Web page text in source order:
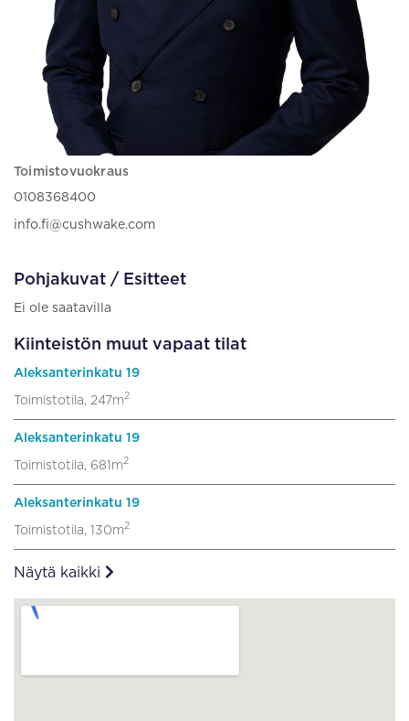
Toimistovuokraus
0108368400
info.fi@cushwake.com
Pohjakuvat / Esitteet
Ei ole saatavilla
Kiinteistön muut vapaat tilat
Aleksanterinkatu 19
Toimistotila, 247m2
Aleksanterinkatu 19
Toimistotila, 681m2
Aleksanterinkatu 19
Toimistotila, 130m2
Näytä kaikki